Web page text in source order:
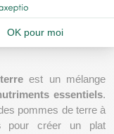
: chaleur et
est un mélange
essentiels.
pommes de terre à
pour créer un plat